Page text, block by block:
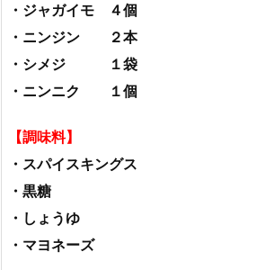
・ジャガイモ ４個
・ニンジン ２本
・シメジ １袋
・ニンニク １個
【調味料】
・スパイスキングス
・黒糖
・しょうゆ
・マヨネーズ